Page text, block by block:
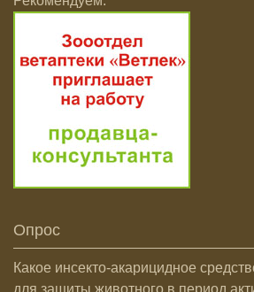
Опрос
Какое инсекто-акарицидное